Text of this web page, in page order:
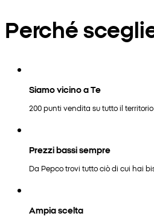
Perché
Siamo vicino a Te
200 punti vendita su tutto il
Prezzi bassi sempre
Da Pepco trovi tutto ciò di cui hai
Ampia scelta